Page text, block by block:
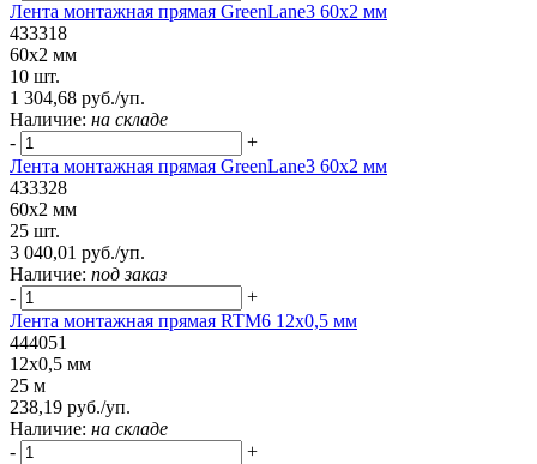
Лента монтажная прямая GreenLane3 60x2 мм
433318
60x2 мм
10 шт.
1 304,68 руб./уп.
Наличие: на складе
-
+
Лента монтажная прямая GreenLane3 60x2 мм
433328
60x2 мм
25 шт.
3 040,01 руб./уп.
Наличие: под заказ
-
+
Лента монтажная прямая RTM6 12x0,5 мм
444051
12x0,5 мм
25 м
238,19 руб./уп.
Наличие: на складе
-
+